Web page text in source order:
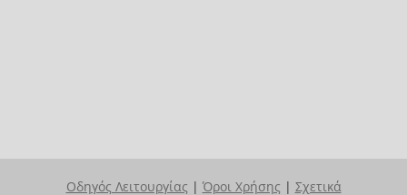
Οδηγός Λειτουργίας | Όροι Χρήσης | Σχετικά